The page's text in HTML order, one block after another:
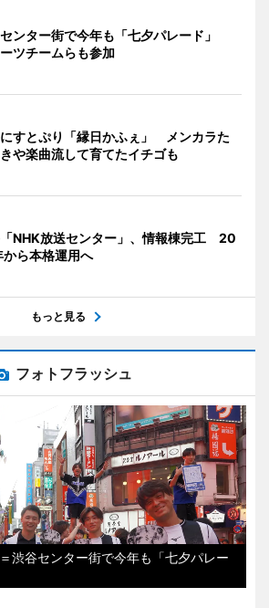
ンター街で今年も「七夕パレード」
ツチームらも参加
すとぷり「縁日かふぇ」 メンカラた
や楽曲流して育てたイチゴも
NHK放送センター」、情報棟完工 20
ら本格運用へ
もっと見る
フォトフラッシュ
渋谷センター街で今年も「七夕パレー